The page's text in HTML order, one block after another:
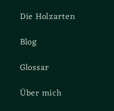
Die Holzarten
Blog
Glossar
Über mich